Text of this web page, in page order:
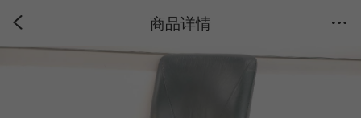
商品详情